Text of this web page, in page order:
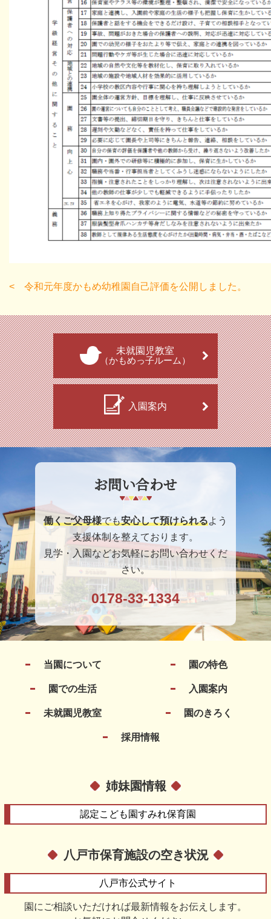
令和元年度かもめ幼稚園自己評価を公開しました。
未就園児教室
（かもめっ子ルーム）
入園案内
お問い合わせ
働くご父母様でも安心して預けられるよう
支援体制を整えております。
見学・入園などお気軽にお問い合わせくだ
さい。
0178-33-1334
当園について 園の特色
園での生活 入園案内
未就園児教室 園のきろく
採用情報
姉妹園情報
認定こども園すみれ保育園
八戸市保育施設の空き状況
八戸市公式サイト
園にご相談いただければ最新情報をお伝えします。